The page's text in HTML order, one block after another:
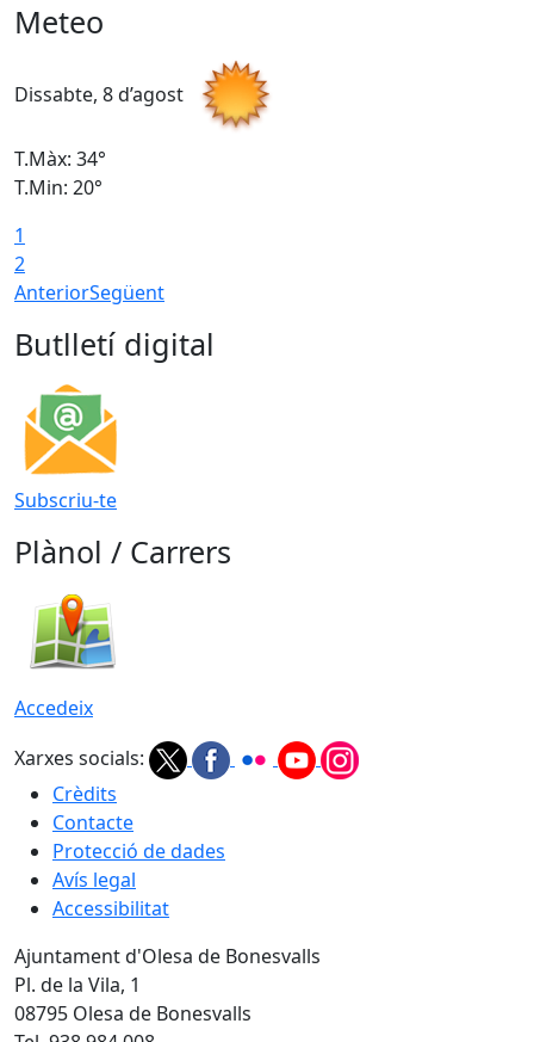
Meteo
Dissabte, 8 d’agost
T.Màx: 34°
T.Min: 20°
1
2
AnteriorSegüent
Butlletí digital
Subscriu-te
Plànol / Carrers
Accedeix
Xarxes socials:
Crèdits
Contacte
Protecció de dades
Avís legal
Accessibilitat
Ajuntament d'Olesa de Bonesvalls
Pl. de la Vila, 1
08795 Olesa de Bonesvalls